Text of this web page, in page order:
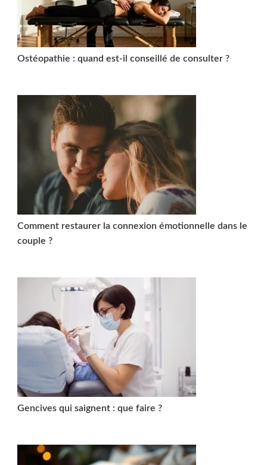
Ostéopathie : quand est-il conseillé de consulter ?
Comment restaurer la connexion émotionnelle dans le
couple ?
Gencives qui saignent : que faire ?